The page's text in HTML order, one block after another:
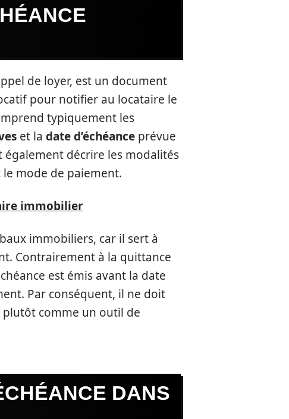
de loyer, est un document
pour notifier au locataire le
typiquement les
et la date d’échéance prévue
également décrire les modalités
mode de paiement.
immobilier
immobiliers, car il sert à
Contrairement à la quittance
est émis avant la date
Par conséquent, il ne doit
plutôt comme un outil de
DANS